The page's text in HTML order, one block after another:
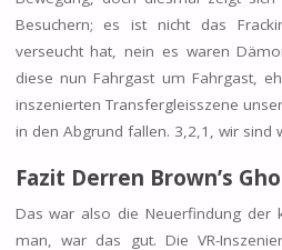
Besuchern; es ist nicht das
verseucht hat, nein es waren
diese nun Fahrgast um Fahrgast,
inszenierten Transfergleisszene
in den Abgrund fallen. 3,2,1, wir sind
Fazit Derren Brown’s
Das war also die Neuerfindung der
man, war das gut. Die VR-